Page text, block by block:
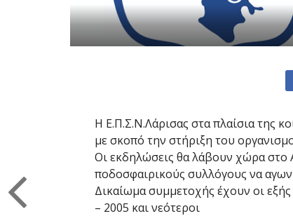
Η Ε.Π.Σ.Ν.Λάρισας στα πλαίσια της
με σκοπό την στήριξη του
Οι εκδηλώσεις θα λάβουν χώρα στο
ποδοσφαιρικούς συλλόγους να
Δικαίωμα συμμετοχής έχουν οι εξής
– 2005 και νεότεροι